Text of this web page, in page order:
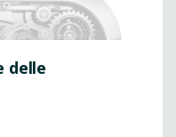
delle